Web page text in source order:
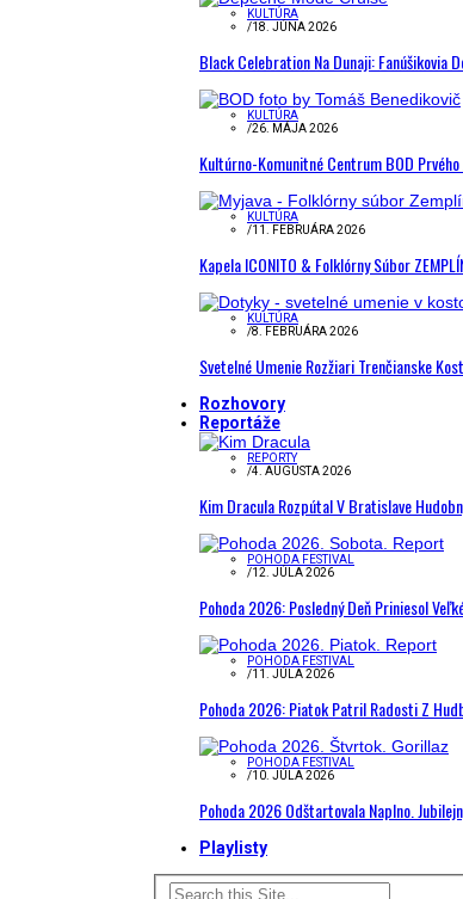
KULTÚRA
/18. JÚNA 2026
Black Celebration Na Dunaji: Fanúšikovia
KULTÚRA
/26. MÁJA 2026
Kultúrno-Komunitné Centrum BOD
KULTÚRA
/11. FEBRUÁRA 2026
Kapela ICONITO & Folklórny Súbor
KULTÚRA
/8. FEBRUÁRA 2026
Svetelné Umenie Rozžiari Trenčianske
Rozhovory
Reportáže
REPORTY
/4. AUGUSTA 2026
Kim Dracula Rozpútal V Bratislave
POHODA FESTIVAL
/12. JÚLA 2026
Pohoda 2026: Posledný Deň Priniesol
POHODA FESTIVAL
/11. JÚLA 2026
Pohoda 2026: Piatok Patril Radosti Z
POHODA FESTIVAL
/10. JÚLA 2026
Pohoda 2026 Odštartovala Naplno.
Playlisty